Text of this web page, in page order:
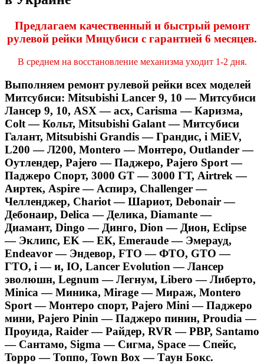
Предлагаем качественный и быстрый ремонт
рулевой рейки Мицубиси с гарантией 6 месяцев.
В среднем на восстановление механизма уходит 1-2 дня.
Выполняем ремонт рулевой рейки всех моделей
Митсубиси: Mitsubishi Lancer 9, 10 — Митсубиси
Лансер 9, 10, ASX — асх, Carisma — Каризма,
Colt — Кольт, Mitsubishi Galant — Митсубиси
Галант, Mitsubishi Grandis — Грандис, i MiEV,
L200 — Л200, Montero — Монтеро, Outlander —
Оутлендер, Pajero — Паджеро, Pajero Sport —
Паджеро Спорт, 3000 GT — 3000 ГТ, Airtrek —
Аиртек, Aspire — Аспирэ, Challenger —
Челленджер, Chariot — Шариот, Debonair —
Дебонаир, Delica — Делика, Diamante —
Диамант, Dingo — Динго, Dion — Дион, Eclipse
— Эклипс, EK — ЕК, Emeraude — Эмерауд,
Endeavor — Эндевор, FTO — ФТО, GTO —
ГТО, i — и, IO, Lancer Evolution — Лансер
эволюшн, Legnum — Легнум, Libero — Либерто,
Minica — Миника, Mirage — Мираж, Montero
Sport — Монтеро спорт, Pajero Mini — Паджеро
мини, Pajero Pinin — Паджеро пинин, Proudia —
Проуида, Raider — Райдер, RVR — РВР, Santamo
— Сантамо, Sigma — Сигма, Space — Спейс,
Toppo — Топпо, Town Box — Таун Бокс.